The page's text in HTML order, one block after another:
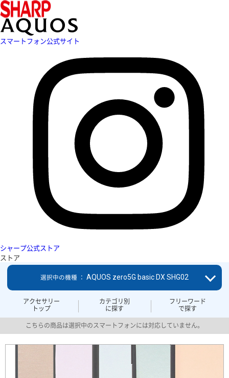
スマートフォン公式サイト
シャープ公式ストア
ストア
アクセサリー
トップ
カテゴリ別
に探す
フリーワード
で探す
選択中の機種 ： AQUOS zero5G basic DX SHG02
こちらの商品は選択中のスマートフォンには対応していません。